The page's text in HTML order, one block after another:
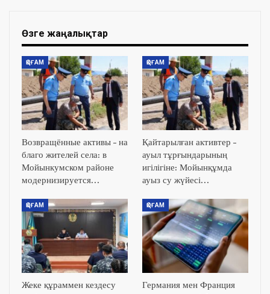
Өзге жаңалықтар
ҚОҒАМ
Возвращённые активы – на
благо жителей села: в
Мойынкумском районе
модернизируется…
ҚОҒАМ
Қайтарылған активтер –
ауыл тұрғындарының
игілігіне: Мойынқұмда
ауыз су жүйесі…
ҚОҒАМ
Жеке құраммен кездесу
ҚОҒАМ
Германия мен Франция